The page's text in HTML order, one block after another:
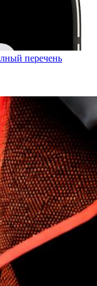
перечень